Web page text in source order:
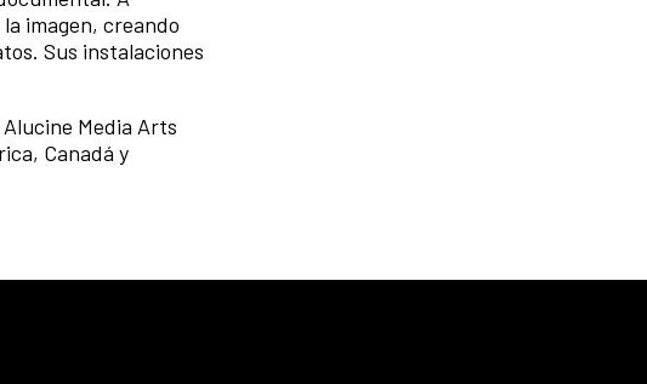
imagen, creando
Sus instalaciones
Media Arts
Canadá y